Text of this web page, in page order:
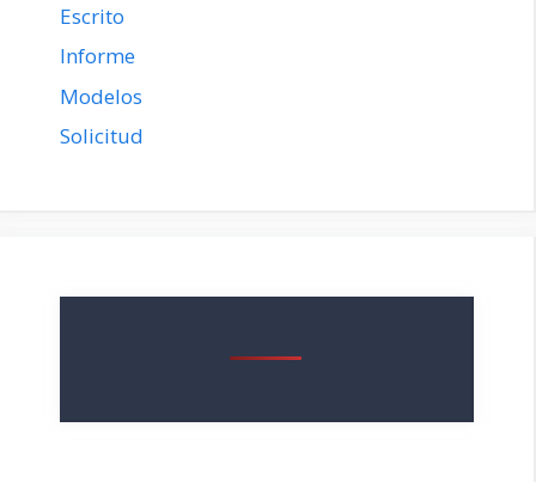
Escrito
Informe
Modelos
Solicitud